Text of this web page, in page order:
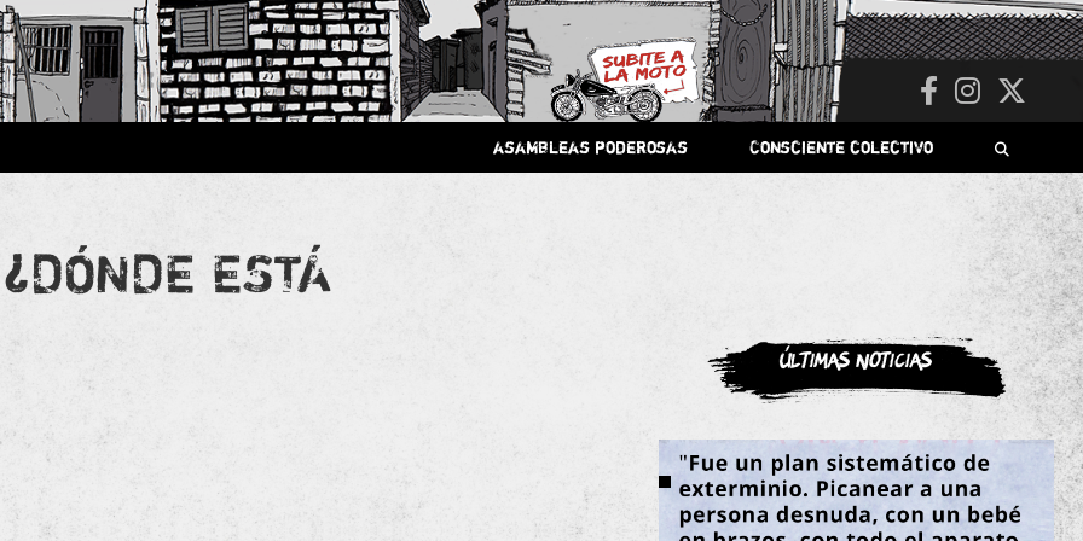
asambleas poderosas Consciente colectivo
ESTÁ
Últimas noticias